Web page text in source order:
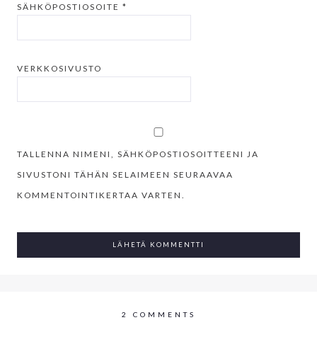
SÄHKÖPOSTIOSOITE *
VERKKOSIVUSTO
TALLENNA NIMENI, SÄHKÖPOSTIOSOITTEENI JA
SIVUSTONI TÄHÄN SELAIMEEN SEURAAVAA
KOMMENTOINTIKERTAA VARTEN.
2 COMMENTS